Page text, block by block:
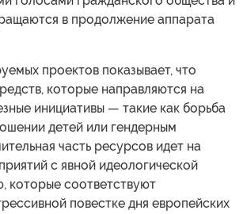
в продолжение аппарата
проектов показывает, что
которые направляются на
инициативы — такие как борьба
детей или гендерным
часть ресурсов идет на
с явной идеологической
которые соответствуют
повестке дня европейских